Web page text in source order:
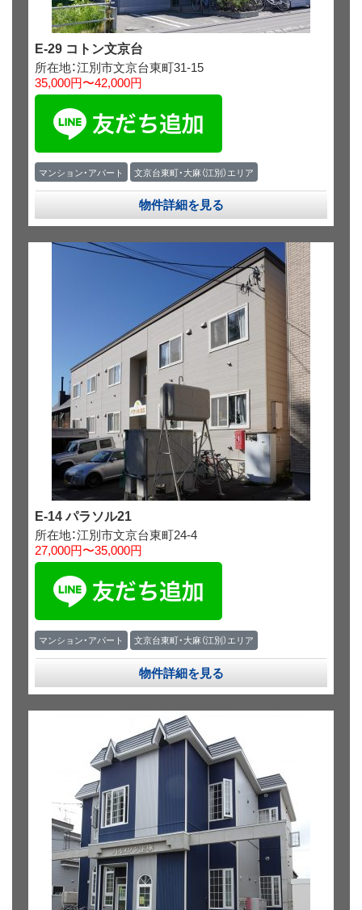
E-29 コトン文京台
所在地：江別市文京台東町31-15
35,000円〜42,000円
マンション・アパート 文京台東町・大麻（江別）エリア
物件詳細を見る
E-14 パラソル21
所在地：江別市文京台東町24-4
27,000円〜35,000円
マンション・アパート 文京台東町・大麻（江別）エリア
物件詳細を見る